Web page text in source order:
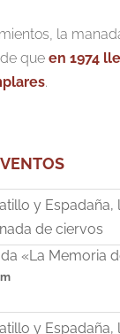
la
que en 1974
.
«La Memoria